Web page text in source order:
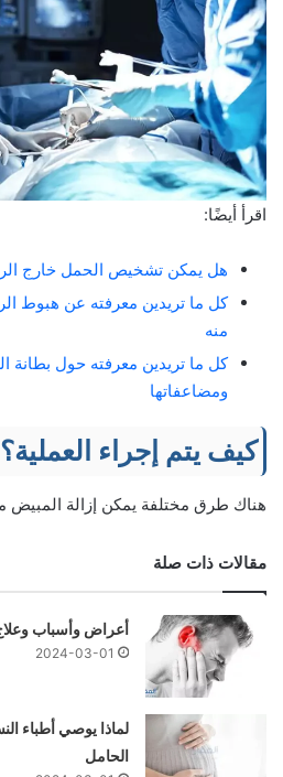
اقرأ أيضًا:
هل يمكن تشخيص الحمل خارج
كل ما تريدين معرفته عن هبوط
منه
كل ما تريدين معرفته حول بطانة
ومضاعفاتها
كيف يتم إجراء العملية؟
هناك طرق مختلفة يمكن إزالة المبيض
مقالات ذات صلة
أعراض وأسباب وعلاج
2024-03-01
لماذا يوصي أطباء
الحامل